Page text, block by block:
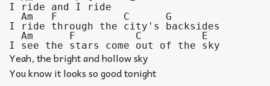
I ride and I ride
I ride through the city's backsides
I see the stars come out of the sky
Yeah, the bright and hollow sky
You know it looks so good tonight